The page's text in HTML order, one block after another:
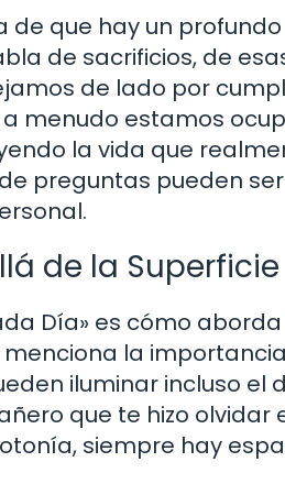
que hay un
de sacrificios, de
de lado por
menudo estamos
la vida que
preguntas pueden
de la Superficie
Día» es cómo
la
iluminar incluso el
que te hizo olvidar
siempre hay